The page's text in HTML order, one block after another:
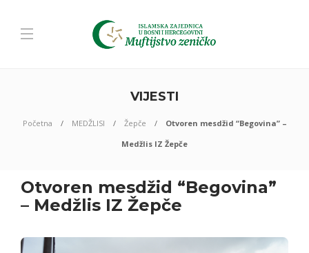
VIJESTI
Početna MEDŽLISI Žepče
Otvoren mesdžid “Begovina” –
Medžlis IZ Žepče
Otvoren mesdžid “Begovina”
– Medžlis IZ Žepče